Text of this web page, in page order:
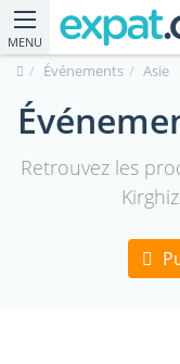
MENU
Événements Asie
Retrouvez les